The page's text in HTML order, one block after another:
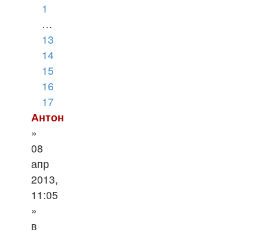
1
…
13
14
15
16
17
Антон
»
08
апр
2013,
11:05
»
в